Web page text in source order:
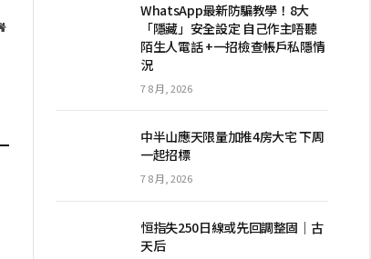
网
WhatsApp最新防騙教學！8大
「隱藏」安全設定 自己作主唔聽
陌生人電話 +一招檢查帳戶私隱情
況
7 8 月, 2026
中半山應天限量加推4房大宅 下周
一起招標
7 8 月, 2026
恒指失250日線或先回調整固｜古
天后